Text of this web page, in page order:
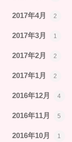
2017年4月 2
2017年3月 1
2017年2月 2
2017年1月 2
2016年12月 4
2016年11月 5
2016年10月 1